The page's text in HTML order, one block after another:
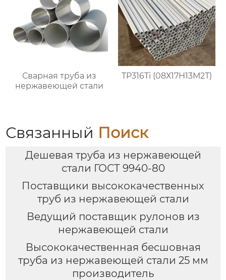
Сварная труба из
нержавеющей стали
TP316Ti (08Х17Н13М2Т)
Связанный Поиск
Дешевая труба из нержавеющей
стали ГОСТ 9940-80
Поставщики высококачественных
труб из нержавеющей стали
Ведущий поставщик рулонов из
нержавеющей стали
Высококачественная бесшовная
труба из нержавеющей стали 25 мм
производитель